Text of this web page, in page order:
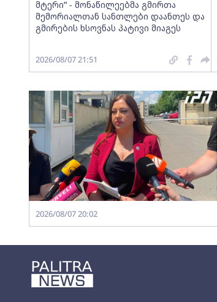
მტერი” - მონაწილეებმა გმირთა
მემორიალთან სანთლები დაანთეს და
გმირების ხსოვნას პატივი მიაგეს
2026/08/07 21:51
2026/08/07 20:02